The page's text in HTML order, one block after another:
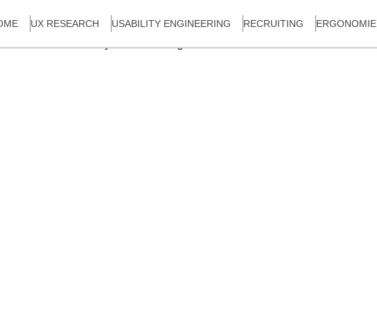
UX RESEARCH USABILITY ENGINEERING RECRUITING ERGONOMIE